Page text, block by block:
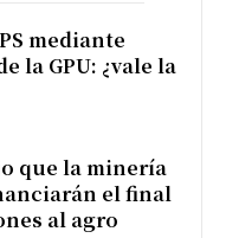
mediante
la GPU: ¿vale la
que la minería
el final
al agro